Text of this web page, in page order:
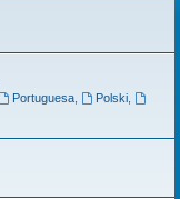
Portuguesa Polski